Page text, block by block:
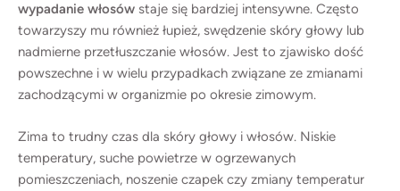
(telogen). Po zakończeniu cyklu włos wypada, a na
jego miejscu zaczyna rosnąć nowy. U zdrowej
osoby dziennie może wypadać około 50–100
włosów, co jest zjawiskiem całkowicie normalnym.
Problem pojawia się wtedy, gdy w krótkim czasie
większa liczba włosów przechodzi w fazę
telogenu, czyli fazę spoczynku. Może to prowadzić
do zauważalnego przerzedzenia fryzury i
wypadanie włosów staje się bardziej intensywne. Często
towarzyszy mu również łupież, swędzenie skóry głowy lub
nadmierne przetłuszczanie włosów. Jest to zjawisko dość
powszechne i w wielu przypadkach związane ze zmianami
zachodzącymi w organizmie po okresie zimowym.
Zima to trudny czas dla skóry głowy i włosów. Niskie
temperatury, suche powietrze w ogrzewanych
pomieszczeniach, noszenie czapek czy zmiany temperatur